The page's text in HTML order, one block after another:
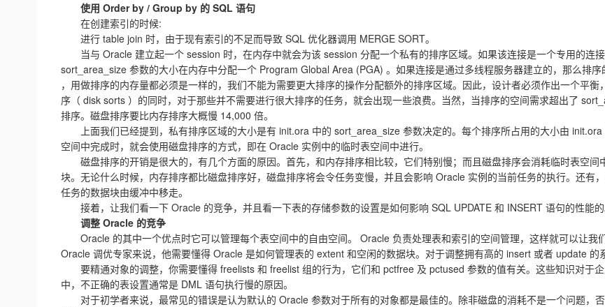
使用 Order by / Group by 的 SQL 语句
在创建索引的时候:
进行 table join 时，由于现有索引的不足而导致 SQL 优化器调用 MERGE SORT。
当与 Oracle 建立起一个 session 时，在内存中就会为该 session 分配一个私有的排序区域。如果该连接是一个专用的连
sort_area_size 参数的大小在内存中分配一个 Program Global Area (PGA) 。如果连接是通过多线程服务器建立的，那么排
，用做排序的内存量都必须是一样的，我们不能为需要更大排序的操作分配额外的排序区域。因此，设计者必须作出一个平
序（ disk sorts ）的同时，对于那些并不需要进行很大排序的任务，就会出现一些浪费。当然，当排序的空间需求超出了
排序。磁盘排序要比内存排序大概慢 14,000 倍。
上面我们已经提到，私有排序区域的大小是有 init.ora 中的 sort_area_size 参数决定的。每个排序所占用的大小由
空间中完成时，就会使用磁盘排序的方式，即在 Oracle 实例中的临时表空间中进行。
磁盘排序的开销是很大的，有几个方面的原因。首先，和内存排序相比较，它们特别慢；而且磁盘排序会消耗临时表空
块。无论什么时候，内存排序都比磁盘排序好，磁盘排序将会令任务变慢，并且会影响 Oracle 实例的当前任务的执行。还有
任务的数据块由缓冲中移走。
接着，让我们看一下 Oracle 的竞争，并且看一下表的存储参数的设置是如何影响 SQL UPDATE 和 INSERT 语句的性能的
调整 Oracle 的竞争
Oracle 的其中一个优点时它可以管理每个表空间中的自由空间。 Oracle 负责处理表和索引的空间管理，这样就可以让
Oracle 调优专家来说，他需要懂得 Oracle 是如何管理表的 extent 和空闲的数据块。对于调整拥有高的 insert 或者 update 的
要精通对象的调整，你需要懂得 freelists 和 freelist 组的行为，它们和 pctfree 及 pctused 参数的值有关。这些知识对于
中，不正确的表设置通常是 DML 语句执行慢的原因。
对于初学者来说，最常见的错误是认为默认的 Oracle 参数对于所有的对象都是最佳的。除非磁盘的消耗不是一个问题